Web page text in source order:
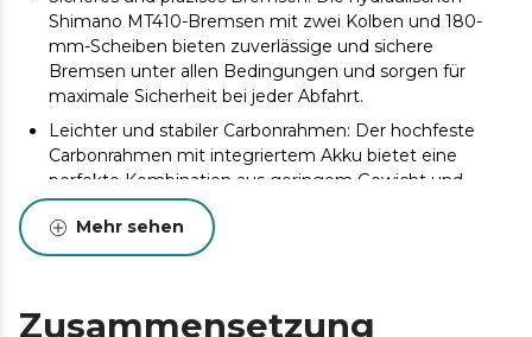
Shimano MT410-Bremsen mit zwei Kolben und 180-
mm-Scheiben bieten zuverlässige und sichere
Bremsen unter allen Bedingungen und sorgen für
maximale Sicherheit bei jeder Abfahrt.
Leichter und stabiler Carbonrahmen: Der hochfeste
Carbonrahmen mit integriertem Akku bietet eine
perfekte Kombination aus geringem Gewicht und
Haltbarkeit. Die interne Verkabelung und das Full
Suspension System sorgen für ein sauberes Aussehen
und besseren Schutz.
140 mm Federweg und das hochgradig einstellbare
Mehr sehen
Zusammensetzung